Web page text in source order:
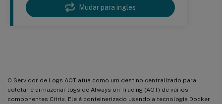
Mudar para ingles
O Servidor de Logs AOT atua como um destino centralizado para
coletar e armazenar logs de Always on Tracing (AOT) de vários
componentes Citrix. Ele é conteinerizado usando a tecnologia Docker